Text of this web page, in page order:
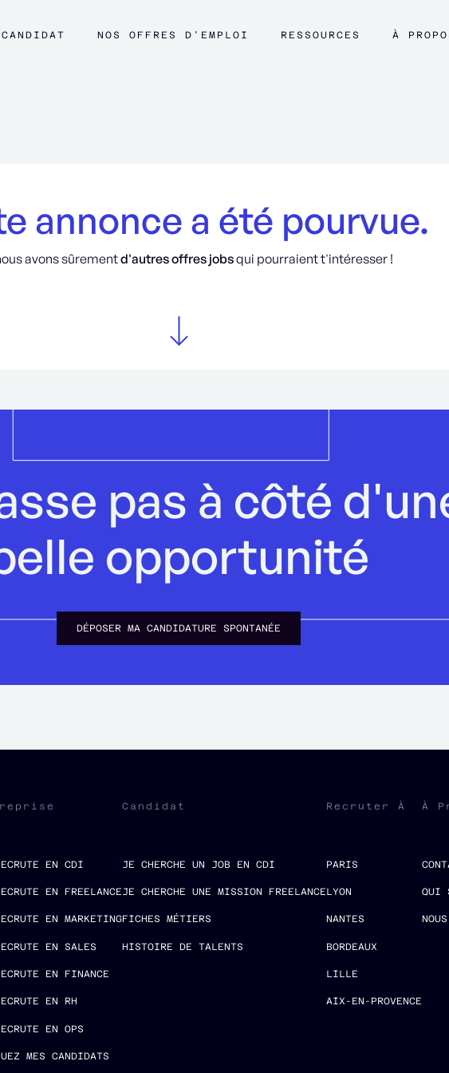
CANDIDAT NOS OFFRES D'EMPLOI RESSOURCES À
annonce a été pourvue.
avons sûrementd'autres offres jobsqui pourraient t'intéresser !
pas à côté
opportunité
DÉPOSER MA CANDIDATURE SPONTANÉE
EN CDI
EN FREELANCE
EN MARKETING
EN SALES
EN FINANCE
EN RH
EN OPS
MES CANDIDATS
Candidat
JE CHERCHE UN JOB EN CDI
JE CHERCHE UNE MISSION FREELANCE
FICHES MÉTIERS
HISTOIRE DE TALENTS
Recruter À
PARIS
LYON
NANTES
BORDEAUX
LILLE
AIX-EN-PROVENCE
À
QUI